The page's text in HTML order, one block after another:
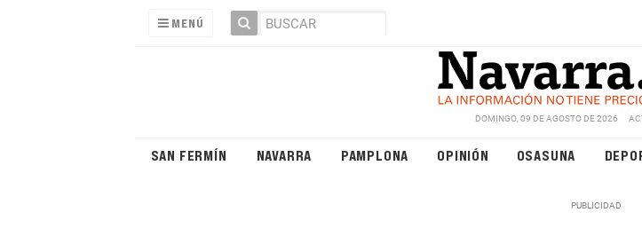
MENÚ
DOMINGO, 09 DE AGOSTO DE 2026
SAN FERMÍN NAVARRA PAMPLONA OPINIÓN OSASUNA